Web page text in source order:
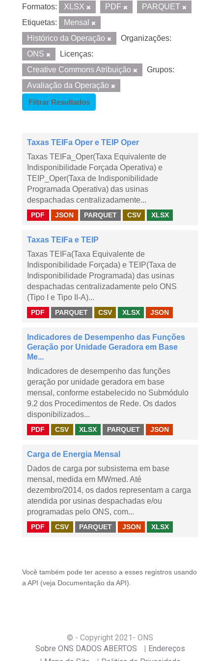
Formatos: XLSX PDF
PARQUET
Etiquetas:
Mensal
Histórico da Operação
Organizações:
ONS
Licenças:
Creative Commons Atribuição
Grupos:
Avaliação da Operação
Filtrar Resultados
Taxas TEIFa Oper e TEIP Oper
Taxas TEIFa_Oper(Taxa Equivalente de
Indisponibilidade Forçada Operativa) e
TEIP_Oper(Taxa de Indisponibilidade
Programada Operativa) das usinas
despachadas centralizadamente...
PDF JSON PARQUET CSV XLSX
Taxas TEIFa e TEIP
Taxas TEIFa(Taxa Equivalente de
Indisponibilidade Forçada) e TEIP(Taxa de
Indisponibilidade Programada) das usinas
despachadas centralizadamente pelo ONS
(Tipo I e Tipo II-A)...
PDF PARQUET CSV XLSX JSON
Indicadores de Desempenho das Funções
Geração por Unidade Geradora em Base
Me...
Indicadores de desempenho das funções
geração por unidade geradora em base
mensal, conforme estabelecido no Submódulo
9.2 dos Procedimentos de Rede. Os dados
disponibilizados...
PDF CSV XLSX PARQUET JSON
Carga de Energia Mensal
Dados de carga por subsistema em base
mensal, medida em MWmed. Até
dezembro/2014, os dados representam a carga
atendida por usinas despachadas e/ou
programadas pelo ONS, com...
PDF CSV PARQUET JSON XLSX
Você também pode ter acesso a esses registros usando
a API (veja Documentação da API ).
© - Copyright 2021 - ONS
Sobre ONS DADOS ABERTOS
Endereços